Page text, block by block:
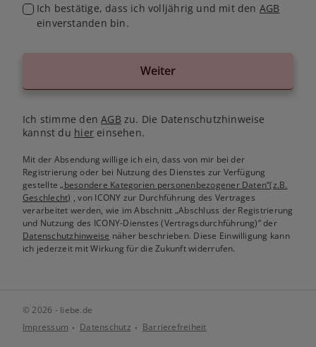
Ich bestätige, dass ich volljährig und mit den AGB
einverstanden bin.
Weiter
Ich stimme denAGB zu. Die Datenschutzhinweise
kannst du hiereinsehen.
Mit der Absendung willige ich ein, dass von mir bei der
Registrierung oder bei Nutzung des Dienstes zur Verfügung
gestellte„besondere Kategorien personenbezogener Daten“(z.B.
Geschlecht) , von ICONY zur Durchführung des Vertrages
verarbeitet werden, wie im Abschnitt „Abschluss der Registrierung
und Nutzung des ICONY-Dienstes (Vertragsdurchführung)“ der
Datenschutzhinweise näher beschrieben. Diese Einwilligung kann
ich jederzeit mit Wirkung für die Zukunft widerrufen.
© 2026 - liebe.de
Impressum
Datenschutz Barrierefreiheit